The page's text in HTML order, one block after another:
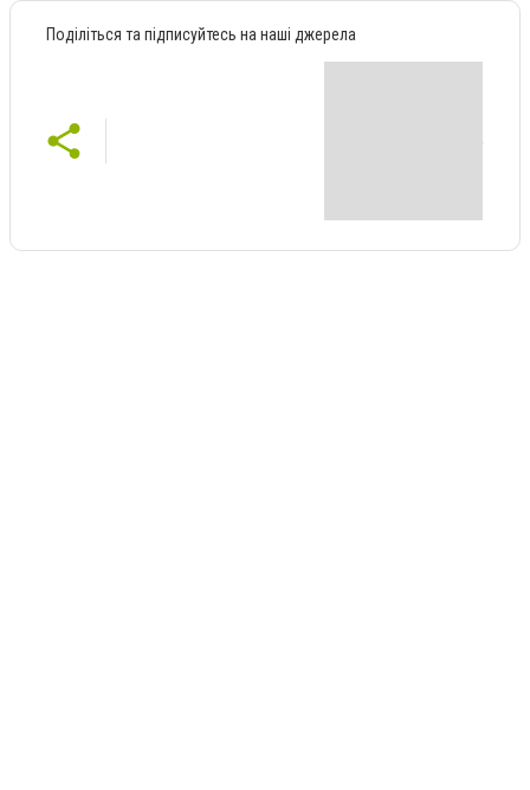
Поділіться та підписуйтесь на наші джерела